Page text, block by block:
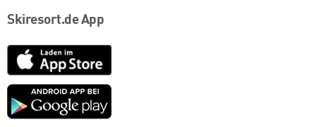
Skiresort.de App
App
Store
Google